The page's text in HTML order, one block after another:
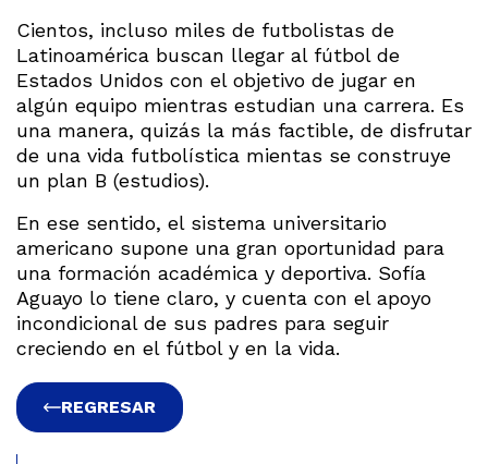
Cientos, incluso miles de futbolistas de
Latinoamérica buscan llegar al fútbol de
Estados Unidos con el objetivo de jugar en
algún equipo mientras estudian una carrera. Es
una manera, quizás la más factible, de disfrutar
de una vida futbolística mientas se construye
un plan B (estudios).
En ese sentido, el sistema universitario
americano supone una gran oportunidad para
una formación académica y deportiva. Sofía
Aguayo lo tiene claro, y cuenta con el apoyo
incondicional de sus padres para seguir
creciendo en el fútbol y en la vida.
REGRESAR